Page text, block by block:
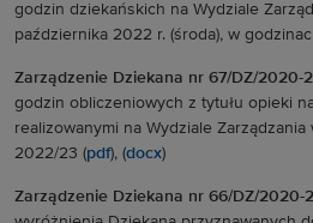
godzin dziekańskich na Wydziale
października 2022 r. (środa), w
Zarządzenie Dziekana nr 67/DZ/2020-
godzin obliczeniowych z tytułu opieki
realizowanymi na Wydziale
2022/23 (pdf), (docx)
Zarządzenie Dziekana nr 66/DZ/2020-